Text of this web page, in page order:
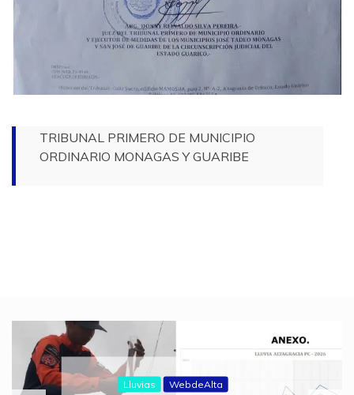
TRIBUNAL PRIMERO DE MUNICIPIO
ORDINARIO MONAGAS Y GUARIBE
Lluvias WebdeAlta